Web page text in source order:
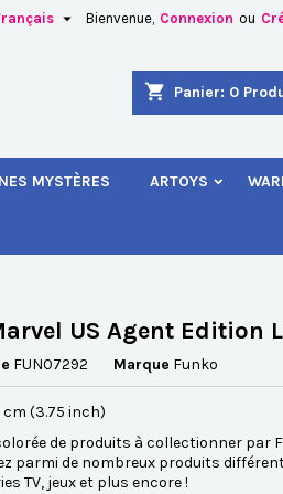
Bienvenue, Connexion ou

shopping_cart Panier: 0
MYSTÈRES ARTOYS
US Agent Edition
FUN07292 Marque Funko
cm (3.75 inch)
de produits à collectionner par
parmi de nombreux produits
TV, jeux et plus encore !